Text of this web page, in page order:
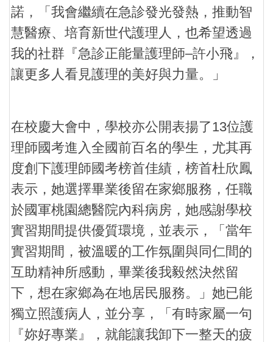
諾，「我會繼續在急診發光發熱，推動智
慧醫療、培育新世代護理人，也希望透過
我的社群『急診正能量護理師–許小飛』，
讓更多人看見護理的美好與力量。」
在校慶大會中，學校亦公開表揚了13位護
理師國考進入全國前百名的學生，尤其再
度創下護理師國考榜首佳績，榜首杜欣鳳
表示，她選擇畢業後留在家鄉服務，任職
於國軍桃園總醫院內科病房，她感謝學校
實習期間提供優質環境，並表示，「當年
實習期間，被溫暖的工作氛圍與同仁間的
互助精神所感動，畢業後我毅然決然留
下，想在家鄉為在地居民服務。」她已能
獨立照護病人，並分享，「有時家屬一句
『妳好專業』，就能讓我卸下一整天的疲